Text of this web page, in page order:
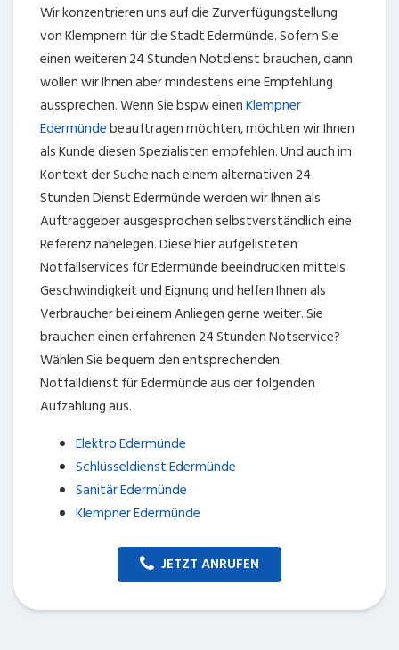
Wir konzentrieren uns auf die Zurverfügungstellung
von Klempnern für die Stadt Edermünde. Sofern Sie
einen weiteren 24 Stunden Notdienst brauchen, dann
wollen wir Ihnen aber mindestens eine Empfehlung
aussprechen. Wenn Sie bspw einenKlempner
Edermündebeauftragen möchten, möchten wir Ihnen
als Kunde diesen Spezialisten empfehlen. Und auch im
Kontext der Suche nach einem alternativen 24
Stunden Dienst Edermünde werden wir Ihnen als
Auftraggeber ausgesprochen selbstverständlich eine
Referenz nahelegen. Diese hier aufgelisteten
Notfallservices für Edermünde beeindrucken mittels
Geschwindigkeit und Eignung und helfen Ihnen als
Verbraucher bei einem Anliegen gerne weiter. Sie
brauchen einen erfahrenen 24 Stunden Notservice?
Wählen Sie bequem den entsprechenden
Notfalldienst für Edermünde aus der folgenden
Aufzählung aus.
Elektro Edermünde
Schlüsseldienst Edermünde
Sanitär Edermünde
Klempner Edermünde
JETZT ANRUFEN